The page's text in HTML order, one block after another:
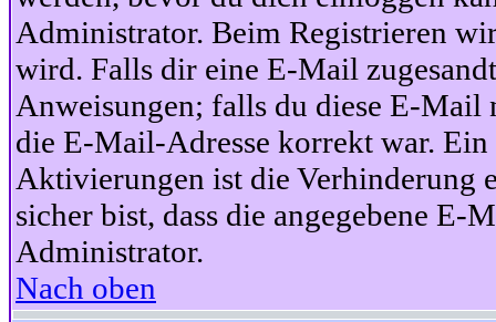
Administrator. Beim Registrieren
wird. Falls dir eine E-Mail
Anweisungen; falls du diese E-Mail
die E-Mail-Adresse korrekt war.
Aktivierungen ist die Verhinderung
sicher bist, dass die angegebene
Administrator.
Nach oben